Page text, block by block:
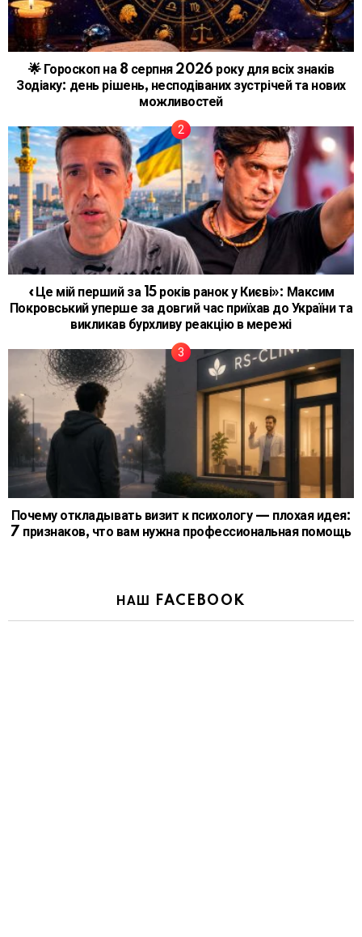
🌟 Гороскоп на 8 серпня 2026 року для всіх знаків
Зодіаку: день рішень, несподіваних зустрічей та нових
можливостей
«Це мій перший за 15 років ранок у Києві»: Максим
Покровський уперше за довгий час приїхав до України та
викликав бурхливу реакцію в мережі
Почему откладывать визит к психологу — плохая идея:
7 признаков, что вам нужна профессиональная помощь
НАШ FACEBOOK